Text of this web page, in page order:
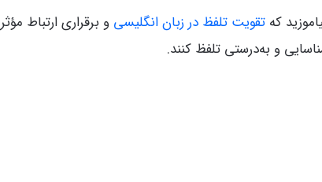
که تقویت تلفظ در زبان انگلیسی
و به‌درستی تلفظ کنند.